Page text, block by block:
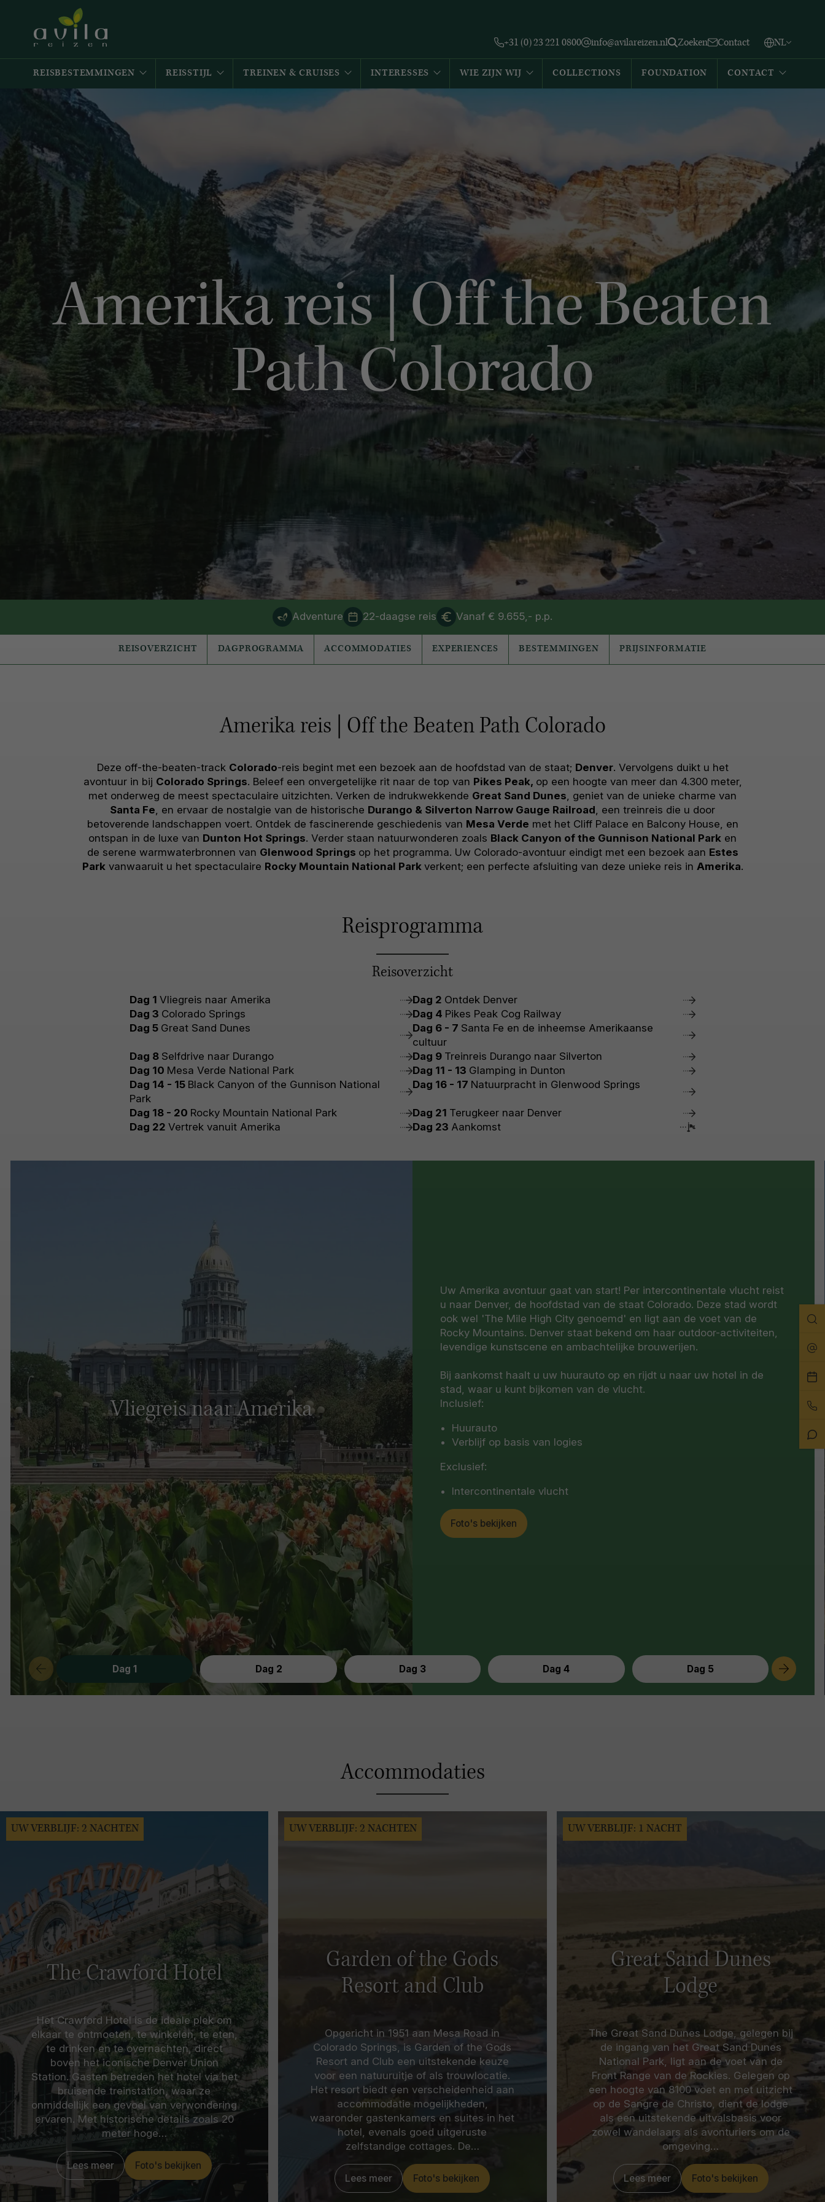
+31 (0) 23 221 0800 info@avilareizen.nl Zoeken Contact NL
Español
REISBESTEMMINGEN REISSTIJL TREINEN & CRUISES INTERESSES WIE ZIJN WIJ COLLECTIONS FOUNDATION CONTACT
Amerika reis | Off the Beaten
Path Colorado
Bel
Adventure 22-daagse reis Vanaf € 9.655,- p.p.
REISOVERZICHT DAGPROGRAMMA ACCOMMODATIES EXPERIENCES BESTEMMINGEN PRIJSINFORMATIE
Amerika reis | Off the Beaten Path Colorado
Deze off-the-beaten-track Colorado-reis begint met een bezoek aan de hoofdstad van de staat; Denver. Vervolgens duikt u het
avontuur in bij Colorado Springs. Beleef een onvergetelijke rit naar de top van Pikes Peak, op een hoogte van meer dan 4.300 meter,
met onderweg de meest spectaculaire uitzichten. Verken de indrukwekkende Great Sand Dunes , geniet van de unieke charme van
Santa Fe , en ervaar de nostalgie van de historische Durango & Silverton Narrow Gauge Railroad , een treinreis die u door
betoverende landschappen voert. Ontdek de fascinerende geschiedenis van Mesa Verde met het Cliff Palace en Balcony House, en
ontspan in de luxe van Dunton Hot Springs. Verder staan natuurwonderen zoals Black Canyon of the Gunnison National Park en
de serene warmwaterbronnen van Glenwood Springs op het programma. Uw Colorado-avontuur eindigt met een bezoek aan Estes
Park vanwaaruit u het spectaculaire Rocky Mountain National Park verkent; een perfecte afsluiting van deze unieke reis in Amerika.
Reisprogramma
Reisoverzicht
Dag 1Vliegreis naar Amerika Dag 2 Ontdek Denver
Dag 3 Colorado Springs Dag 4 Pikes Peak Cog Railway
Dag 5 Great Sand Dunes Dag 6 - 7 Santa Fe en de inheemse Amerikaanse
cultuur
Dag 8 Selfdrive naar Durango Dag 9 Treinreis Durango naar Silverton
Dag 10 Mesa Verde National Park Dag 11 - 13 Glamping in Dunton
Dag 14 - 15 Black Canyon of the Gunnison National
Park
Dag 16 - 17 Natuurpracht in Glenwood Springs
Dag 18 - 20 Rocky Mountain National Park Dag 21 Terugkeer naar Denver
Dag 22Vertrek vanuit Amerika Dag 23 Aankomst
Dag 1 Dag 2 Dag 3 Dag 4 Dag 5
Vliegreis naar Amerika
Uw Amerika avontuur gaat van start! Per intercontinentale vlucht reist
u naar Denver, de hoofdstad van de staat Colorado. Deze stad wordt
ook wel 'The Mile High City genoemd' en ligt aan de voet van de
Rocky Mountains. Denver staat bekend om haar outdoor-activiteiten,
levendige kunstscene en ambachtelijke brouwerijen.
Bij aankomst haalt u uw huurauto op en rijdt u naar uw hotel in de
stad, waar u kunt bijkomen van de vlucht.
Inclusief:
Huurauto
Verblijf op basis van logies
Exclusief:
Intercontinentale vlucht
Foto's bekijken
Accommodaties
The Crawford Hotel
Het Crawford Hotel is de ideale plek om
elkaar te ontmoeten, te winkelen, te eten,
te drinken en te overnachten, direct
boven het iconische Denver Union
Station. Gasten betreden het hotel via het
bruisende treinstation, waar ze
onmiddellijk een gevoel van verwondering
ervaren. Met historische details zoals 20
meter hoge…
Lees meer Foto's bekijken
UW VERBLIJF: 2 NACHTEN
Garden of the Gods
Resort and Club
Opgericht in 1951 aan Mesa Road in
Colorado Springs, is Garden of the Gods
Resort and Club een uitstekende keuze
voor een natuuruitje of als trouwlocatie.
Het resort biedt een verscheidenheid aan
accommodatie mogelijkheden,
waaronder gastenkamers en suites in het
hotel, evenals goed uitgeruste
zelfstandige cottages. De…
Lees meer Foto's bekijken
UW VERBLIJF: 2 NACHTEN
Great Sand Dunes
Lodge
The Great Sand Dunes Lodge, gelegen bij
de ingang van het Great Sand Dunes
National Park, ligt aan de voet van de
Front Range van de Rockies. Gelegen op
een hoogte van 8100 voet en met uitzicht
op de Sangre de Christo, dient de lodge
als een uitstekende uitvalsbasis voor
zowel wandelaars als avonturiers om de
omgeving…
Lees meer Foto's bekijken
UW VERBLIJF: 1 NACHT